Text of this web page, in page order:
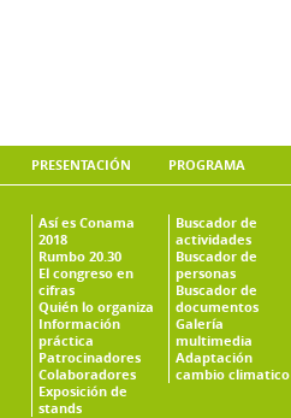
PRESENTACIÓN
Así es Conama
2018
Rumbo 20.30
El congreso en
cifras
Quién lo organiza
Información
práctica
Patrocinadores
Colaboradores
Exposición de
stands
PROGRAMA
Buscador de
actividades
Buscador de
personas
Buscador de
documentos
Galería
multimedia
Adaptación
cambio climatico